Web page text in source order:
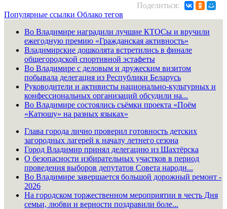
Поделиться:
Популярные ссылки Облако тегов
Во Владимире наградили лучшие КТОСы и вручили
ежегодную премию «Гражданская активность»
Владимирские дошколята встретились в финале
общегородской спортивной эстафеты
Во Владимире с деловым и дружеским визитом
побывала делегация из Республики Беларусь
Руководители и активисты национально-культурных и
конфессиональных организаций обсудили на...
Во Владимире состоялись съёмки проекта «Поём
«Катюшу» на разных языках»
Глава города лично проверил готовность детских
загородных лагерей к началу летнего сезона
Город Владимир принял делегацию из Шахтёрска
О безопасности избирательных участков в период
проведения выборов депутатов Совета народн...
Во Владимире завершается большой дорожный ремонт -
2026
На городском торжественном мероприятии в честь Дня
семьи, любви и верности поздравили боле...